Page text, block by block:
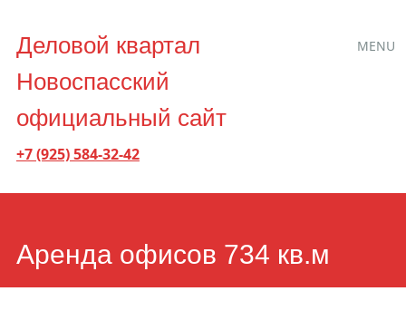
Деловой квартал
Новоспасский
официальный сайт
+7 (925) 584-32-42
MENU
Аренда офисов 734 кв.м